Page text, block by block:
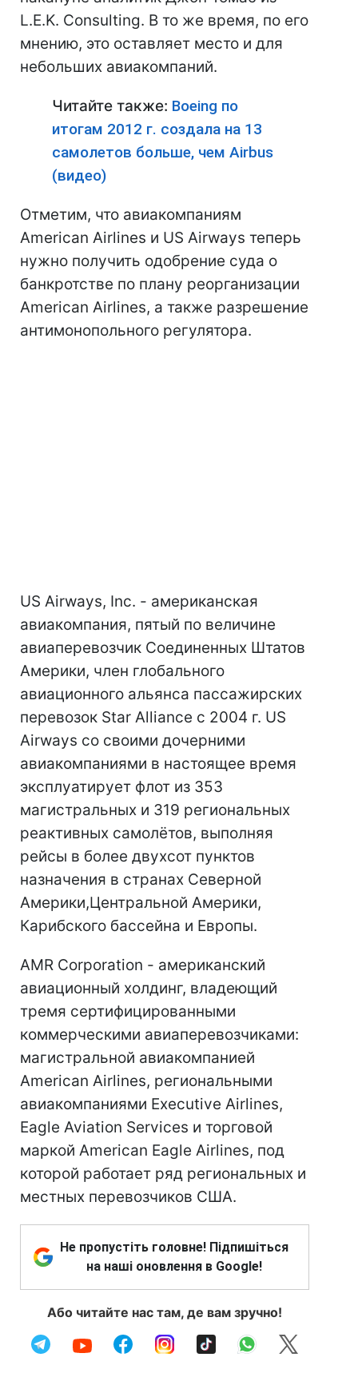
L.E.K. Consulting. В то же время, по его
мнению, это оставляет место и для
небольших авиакомпаний.
Читайте также: Boeing по
итогам 2012 г. создала на 13
самолетов больше, чем Airbus
(видео)
Отметим, что авиакомпаниям
American Airlines и US Airways теперь
нужно получить одобрение суда о
банкротстве по плану реорганизации
American Airlines, а также разрешение
антимонопольного регулятора.
US Airways, Inc. - американская
авиакомпания, пятый по величине
авиаперевозчик Соединенных Штатов
Америки, член глобального
авиационного альянса пассажирских
перевозок Star Alliance с 2004 г. US
Airways со своими дочерними
авиакомпаниями в настоящее время
эксплуатирует флот из 353
магистральных и 319 региональных
реактивных самолётов, выполняя
рейсы в более двухсот пунктов
назначения в странах Северной
Америки,Центральной Америки,
Карибского бассейна и Европы.
AMR Corporation - американский
авиационный холдинг, владеющий
тремя сертифицированными
коммерческими авиаперевозчиками:
магистральной авиакомпанией
American Airlines, региональными
авиакомпаниями Executive Airlines,
Eagle Aviation Services и торговой
маркой American Eagle Airlines, под
которой работает ряд региональных и
местных перевозчиков США.
Не пропустіть головне! Підпишіться
на наші оновлення в Google!
Або читайте нас там, де вам зручно!